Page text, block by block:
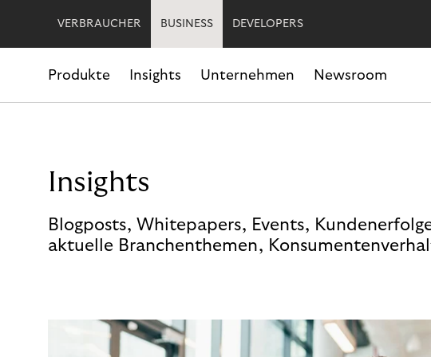
VERBRAUCHER BUSINESS DEVELOPERS
Produkte Insights Unternehmen Newsroom
Insights
Blogposts, Whitepapers, Events,
aktuelle Branchenthemen,